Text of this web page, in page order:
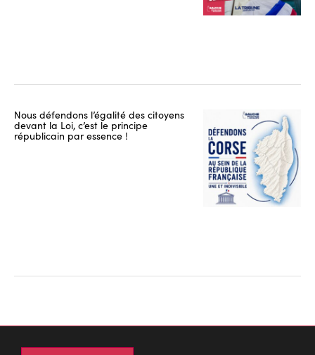
Nous défendons l’égalité des citoyens
devant la Loi, c’est le principe
républicain par essence !